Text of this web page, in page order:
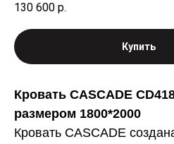
130 600 р.
Купить
Кровать CASCADE
размером 1800*2000
Кровать CASCADE